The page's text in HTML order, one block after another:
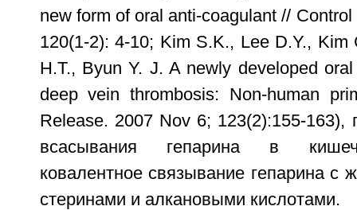
new form of oral anti-coagulant //
120(1-2): 4-10; Kim S.K., Lee D.Y., Kim
H.T., Byun Y. J. A newly developed
deep vein thrombosis: Non-human
Release. 2007 Nov 6; 123(2):155-163),
всасывания гепарина в
ковалентное связывание гепарина с
стеринами и алкановыми кислотами.